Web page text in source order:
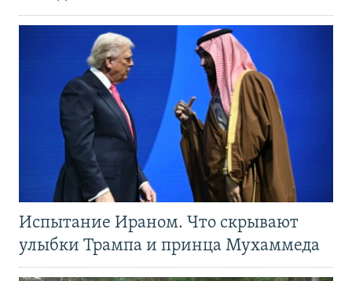
Испытание Ираном. Что скрывают
улыбки Трампа и принца Мухаммеда